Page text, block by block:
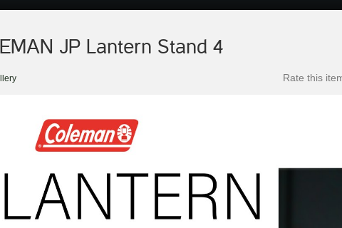
JP Lantern Stand 4
Rate this